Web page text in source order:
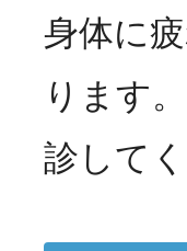
身体に
ります
診して